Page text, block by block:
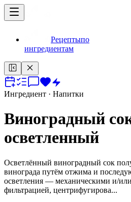
Рецептыпо
ингредиентам
Ингредиент · Напитки
Виноградный
осветленный
Осветлённый виноградный сок
винограда путём отжима и
осветления — механическими и/
фильтрацией, центрифугирова...